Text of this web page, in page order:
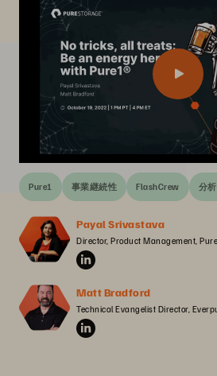
Pure1 事業継続性 FlashCrew 分
Payal Srivastava
Director, Product Management,
Matt Bradford
Technical Evangelist Director,